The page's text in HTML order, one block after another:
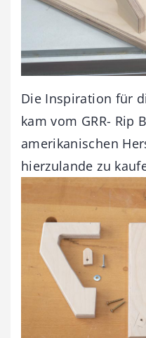
Die Inspiration für
kam vom GRR- Rip
amerikanischen
hierzulande zu